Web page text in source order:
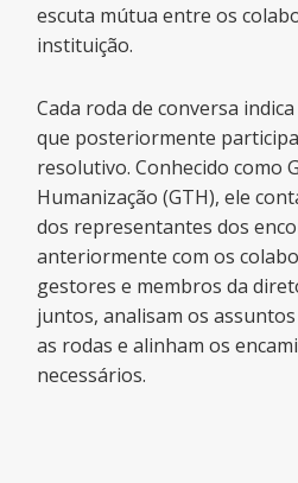
escuta mútua entre os
instituição.
Cada roda de conversa
que posteriormente
resolutivo. Conhecido como
Humanização (GTH), ele
dos representantes dos
anteriormente com os
gestores e membros da
juntos, analisam os
as rodas e alinham os
necessários.